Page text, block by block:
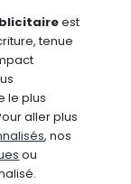
est
tenue
le plus
aller plus
, nos
ou